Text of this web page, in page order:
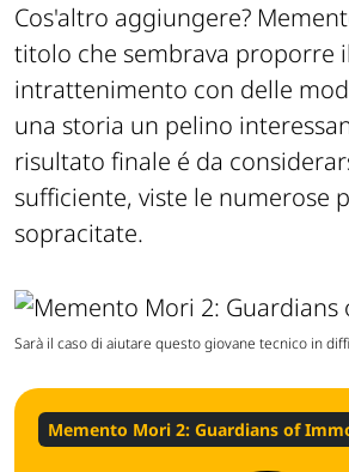
Cos'altro aggiungere?
titolo che sembrava proporre
intrattenimento con delle
una storia un pelino
risultato finale é da
sufficiente, viste le numerose
sopracitate.
Sarà il caso di aiutare questo giovane tecnico in
Memento Mori 2: Guardians of